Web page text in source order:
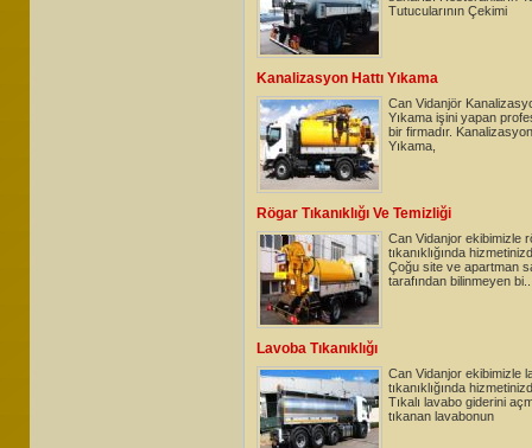
Tutucularının Çekimi
Kanalizasyon Hattı Yıkama
Can Vidanjör
Yıkama işini yapan
bir firmadır.
Yıkama,
Rögar Tıkanıklığı Ve Temizliği
Can Vidanjor ekibimizle
tıkanıklığında
Çoğu site ve apartman
tarafından bilinmeyen
Lavoba Tıkanıklığı
Can Vidanjor ekibimizle
tıkanıklığında
Tıkalı lavabo giderini
tıkanan lavabonun